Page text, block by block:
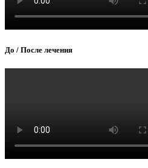
До / После лечения